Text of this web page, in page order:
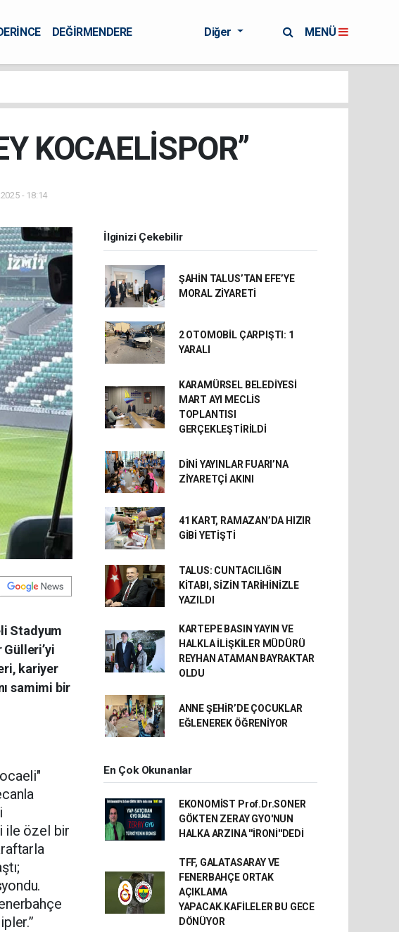
DEĞİRMENDERE
Diğer MENÜ
KOCAELİSPOR’’
- 18:14
Stadyum
Gülleri’yi
kariyer
samimi bir
ile özel bir
İlginizi Çekebilir
ŞAHİN TALUS’TAN EFE’YE
MORAL ZİYARETİ
2 OTOMOBİL ÇARPIŞTI: 1
YARALI
KARAMÜRSEL BELEDİYESİ
MART AYI MECLİS
TOPLANTISI
GERÇEKLEŞTİRİLDİ
DİNİ YAYINLAR FUARI’NA
ZİYARETÇİ AKINI
41 KART, RAMAZAN’DA HIZIR
GİBİ YETİŞTİ
TALUS: CUNTACILIĞIN
KİTABI, SİZİN TARİHİNİZLE
YAZILDI
KARTEPE BASIN YAYIN VE
HALKLA İLİŞKİLER MÜDÜRÜ
REYHAN ATAMAN BAYRAKTAR
OLDU
ANNE ŞEHİR’DE ÇOCUKLAR
EĞLENEREK ÖĞRENİYOR
En Çok Okunanlar
EKONOMİST Prof.Dr.SONER
GÖKTEN ZERAY GYO'NUN
HALKA ARZINA ''İRONİ''DEDİ
TFF, GALATASARAY VE
FENERBAHÇE ORTAK
AÇIKLAMA
YAPACAK.KAFİLELER BU GECE
DÖNÜYOR